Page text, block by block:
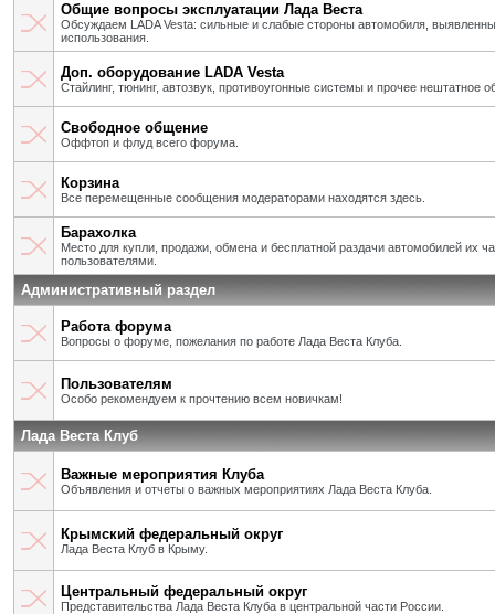
Общие вопросы эксплуатации Лада Веста
Обсуждаем LADA Vesta: сильные и слабые стороны автомобиля,
использования.
Доп. оборудование LADA Vesta
Стайлинг, тюнинг, автозвук, противоугонные системы и прочее нештатное
Свободное общение
Оффтоп и флуд всего форума.
Корзина
Все перемещенные сообщения модераторами находятся здесь.
Барахолка
Место для купли, продажи, обмена и бесплатной раздачи автомобилей их
пользователями.
Административный раздел
Работа форума
Вопросы о форуме, пожелания по работе Лада Веста Клуба.
Пользователям
Особо рекомендуем к прочтению всем новичкам!
Лада Веста Клуб
Важные мероприятия Клуба
Объявления и отчеты о важных мероприятиях Лада Веста Клуба.
Крымский федеральный округ
Лада Веста Клуб в Крыму.
Центральный федеральный округ
Представительства Лада Веста Клуба в центральной части России.